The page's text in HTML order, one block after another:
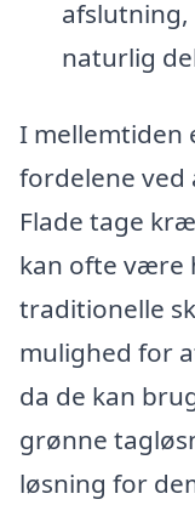
naturlig
I mellemtiden
fordelene ved
Flade tage
kan ofte være
traditionelle
mulighed for
da de kan
grønne
løsning for